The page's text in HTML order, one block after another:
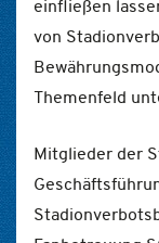
einfließen
von
Themenfeld
Mitglieder der